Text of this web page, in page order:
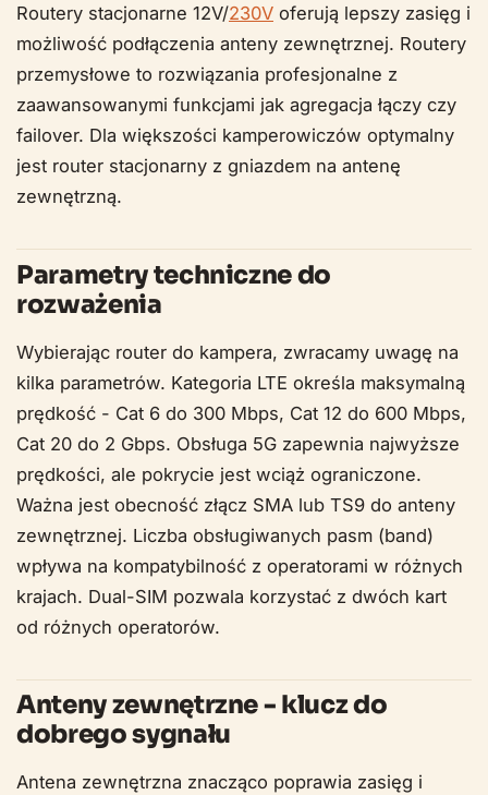
Routery stacjonarne 12V/230V oferują lepszy zasięg i
możliwość podłączenia anteny zewnętrznej. Routery
przemysłowe to rozwiązania profesjonalne z
zaawansowanymi funkcjami jak agregacja łączy czy
failover. Dla większości kamperowiczów optymalny
jest router stacjonarny z gniazdem na antenę
zewnętrzną.
Parametry techniczne do
rozważenia
Wybierając router do kampera, zwracamy uwagę na
kilka parametrów. Kategoria LTE określa maksymalną
prędkość - Cat 6 do 300 Mbps, Cat 12 do 600 Mbps,
Cat 20 do 2 Gbps. Obsługa 5G zapewnia najwyższe
prędkości, ale pokrycie jest wciąż ograniczone.
Ważna jest obecność złącz SMA lub TS9 do anteny
zewnętrznej. Liczba obsługiwanych pasm (band)
wpływa na kompatybilność z operatorami w różnych
krajach. Dual-SIM pozwala korzystać z dwóch kart
od różnych operatorów.
Anteny zewnętrzne - klucz do
dobrego sygnału
Antena zewnętrzna znacząco poprawia zasięg i